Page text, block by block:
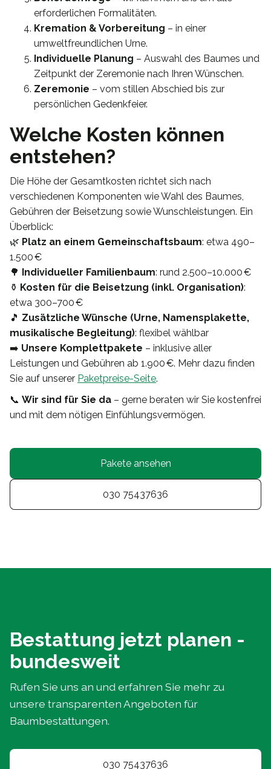
erforderlichen Formalitäten.
Kremation & Vorbereitung – in einer
umweltfreundlichen Urne.
Individuelle Planung – Auswahl des Baumes und
Zeitpunkt der Zeremonie nach Ihren Wünschen.
Zeremonie – vom stillen Abschied bis zur
persönlichen Gedenkfeier.
Welche Kosten können
entstehen?
Die Höhe der Gesamtkosten richtet sich nach
verschiedenen Komponenten wie Wahl des Baumes,
Gebühren der Beisetzung sowie Wunschleistungen. Ein
Überblick:
🌿 Platz an einem Gemeinschaftsbaum: etwa 490–
1.500 €
🌳 Individueller Familienbaum: rund 2.500–10.000 €
⚱️ Kosten für die Beisetzung (inkl. Organisation):
etwa 300–700 €
🎵 Zusätzliche Wünsche (Urne, Namensplakette,
musikalische Begleitung): flexibel wählbar
➡️ Unsere Komplettpakete – inklusive aller
Leistungen und Gebühren ab 1.900 €. Mehr dazu finden
Sie auf unserer Paketpreise-Seite.
📞 Wir sind für Sie da – gerne beraten wir Sie kostenfrei
und mit dem nötigen Einfühlungsvermögen.
Pakete ansehen
030 75437636
Bestattung jetzt planen -
bundesweit
Rufen Sie uns an und erfahren Sie mehr zu
unsere transparenten Angeboten für
Baumbestattungen.
030 75437636